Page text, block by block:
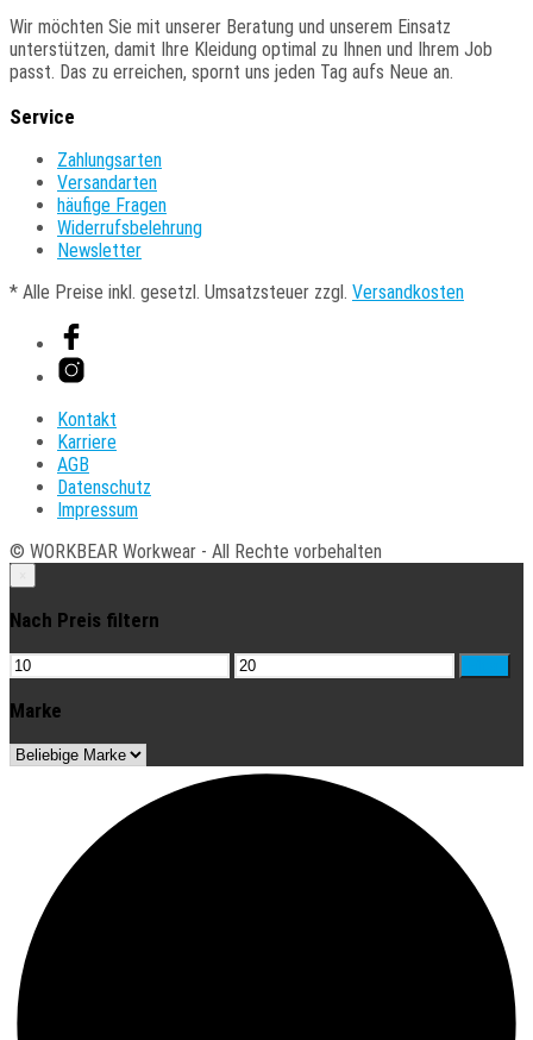
Produktseite
gewählt
werden
Wir möchten Sie mit unserer Beratung und unserem Einsatz
unterstützen, damit Ihre Kleidung optimal zu Ihnen und Ihrem Job
passt. Das zu erreichen, spornt uns jeden Tag aufs Neue an.
Service
Zahlungsarten
Versandarten
häufige Fragen
Widerrufsbelehrung
Newsletter
* Alle Preise inkl. gesetzl. Umsatzsteuer zzgl. Versandkosten
Kontakt
Karriere
AGB
Datenschutz
Impressum
© WORKBEAR Workwear - All Rechte vorbehalten
Nach Preis filtern
Min.
Preis
Max.
Preis
Marke